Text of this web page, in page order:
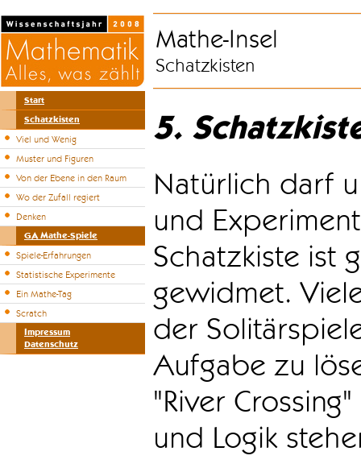
Start
Schatzkisten
Viel und Wenig
Muster und Figuren
Von der Ebene in den Raum
Wo der Zufall regiert
Denken
GA Mathe-Spiele
Spiele-Erfahrungen
Statistische Experimente
Ein Mathe-Tag
Scratch
Impressum
Datenschutz
Mathe-Insel
Schatzkisten
5.
Natürlich darf
und
Schatzkiste ist
gewidmet.
der
Aufgabe zu
"River
und Logik